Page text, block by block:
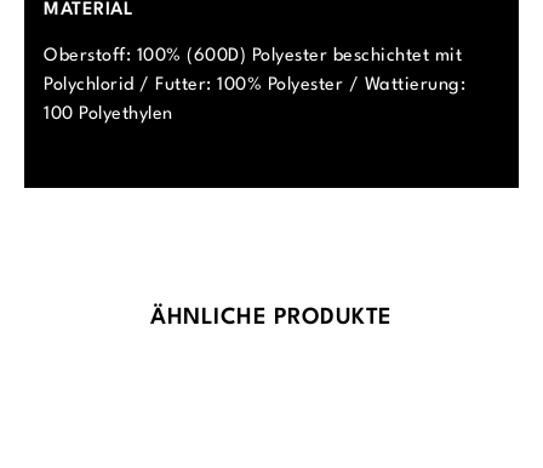
MATERIAL
Oberstoff: 100% (600D) Polyester beschichtet mit
Polychlorid / Futter: 100% Polyester / Wattierung:
100 Polyethylen
Produktgalerie überspringen
ÄHNLICHE PRODUKTE